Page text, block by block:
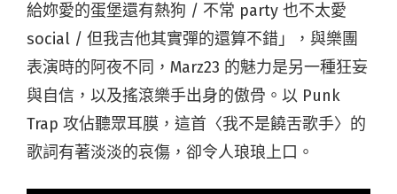
給妳愛的蛋堡還有熱狗 / 不常 party 也不太愛
social / 但我吉他其實彈的還算不錯」，與樂團
表演時的阿夜不同，Marz23 的魅力是另一種狂妄
與自信，以及搖滾樂手出身的傲骨。以 Punk
Trap 攻佔聽眾耳膜，這首〈我不是饒舌歌手〉的
歌詞有著淡淡的哀傷，卻令人琅琅上口。